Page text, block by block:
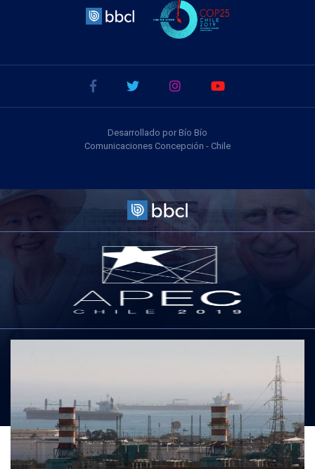
Desarrollado por Bío Bío
Comunicaciones Concepción - Chile